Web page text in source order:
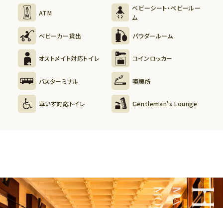
ATM
ベビーシート・ベビールー
ム
ベビーカー貸出 パウダールーム
オストメイト対応トイレ コインロッカー
バスターミナル 喫煙所
車いす対応トイレ Gentleman’s Lounge